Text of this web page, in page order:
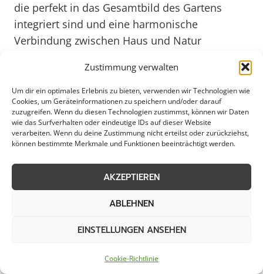
Zustimmung verwalten
Um dir ein optimales Erlebnis zu bieten, verwenden wir Technologien wie
Cookies, um Geräteinformationen zu speichern und/oder darauf
zuzugreifen. Wenn du diesen Technologien zustimmst, können wir Daten
wie das Surfverhalten oder eindeutige IDs auf dieser Website
verarbeiten. Wenn du deine Zustimmung nicht erteilst oder zurückziehst,
können bestimmte Merkmale und Funktionen beeinträchtigt werden.
AKZEPTIEREN
ABLEHNEN
EINSTELLUNGEN ANSEHEN
Cookie-Richtlinie
die perfekt in das Gesamtbild des Gartens
integriert sind und eine harmonische
Verbindung zwischen Haus und Natur
erwartet, dass innovative Technologien und
nachhaltige Materialien vermehrt Einzug in den
Terrassenbau halten werden, um den
ökologischen Ansprüchen gerecht zu werden.
Modernes Design für Terrassen in
Gröpelingen
bietet mit seinen grünen Oasen und